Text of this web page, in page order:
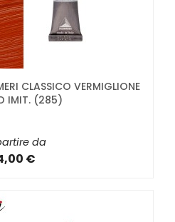
CLASSICO VERMIGLIONE
IMIT. (285)
da
€